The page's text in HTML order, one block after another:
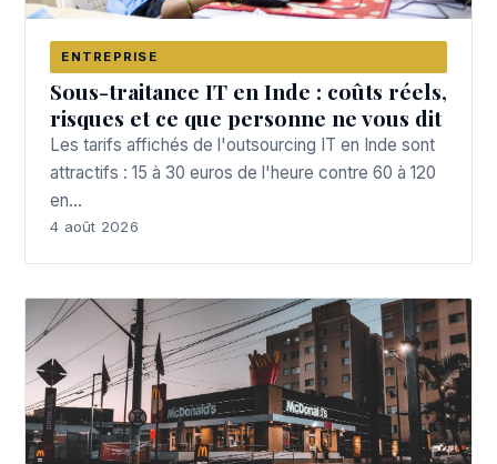
ENTREPRISE
Sous-traitance IT en Inde : coûts réels,
risques et ce que personne ne vous dit
Les tarifs affichés de l'outsourcing IT en Inde sont
attractifs : 15 à 30 euros de l'heure contre 60 à 120
en…
4 août 2026